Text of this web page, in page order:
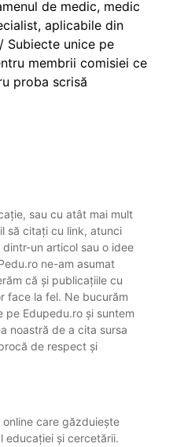
de medic, medic
aplicabile din
Subiecte unice pe
membrii comisiei ce
proba scrisă
sau cu atât mai mult
să citați cu link, atunci
un articol sau o idee
ne-am asumat
că și publicațiile cu
face la fel. Ne bucurăm
Edupedu.ro și suntem
noastră de a cita sursa
de respect și
care găzduiește
educației și cercetării.